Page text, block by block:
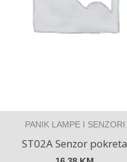
PANIK LAMPE I SENZORI
ST02A Senzor pokreta